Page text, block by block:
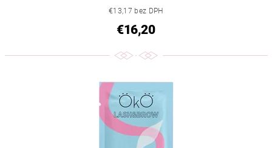
€13,17 bez DPH
€16,20